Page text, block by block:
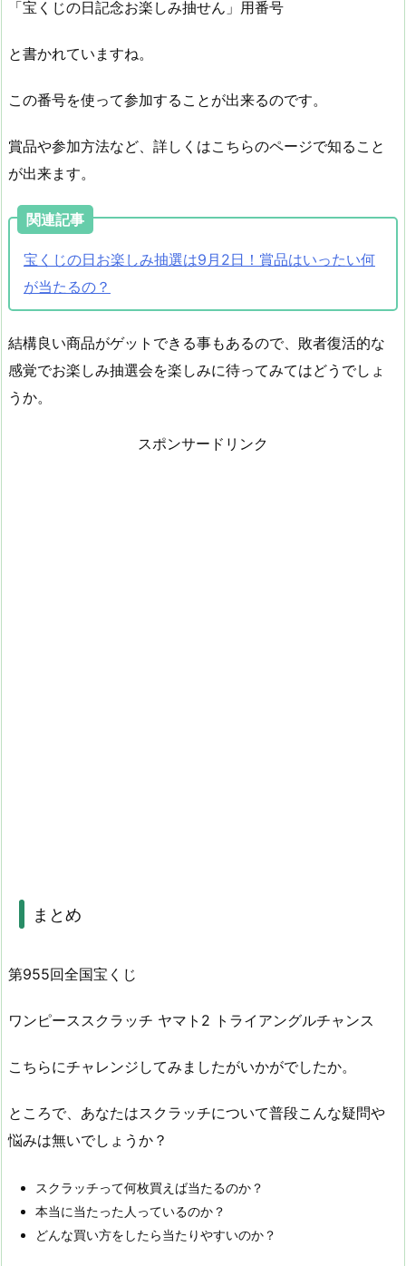
「宝くじの日記念お楽しみ抽せん」用番号
と書かれていますね。
この番号を使って参加することが出来るのです。
賞品や参加方法など、詳しくはこちらのページで知ること
が出来ます。
関連記事
宝くじの日お楽しみ抽選は9月2日！賞品はいったい何
が当たるの？
結構良い商品がゲットできる事もあるので、敗者復活的な
感覚でお楽しみ抽選会を楽しみに待ってみてはどうでしょ
うか。
スポンサードリンク
まとめ
第955回全国宝くじ
ワンピーススクラッチ ヤマト2 トライアングルチャンス
こちらにチャレンジしてみましたがいかがでしたか。
ところで、あなたはスクラッチについて普段こんな疑問や
悩みは無いでしょうか？
スクラッチって何枚買えば当たるのか？
本当に当たった人っているのか？
どんな買い方をしたら当たりやすいのか？